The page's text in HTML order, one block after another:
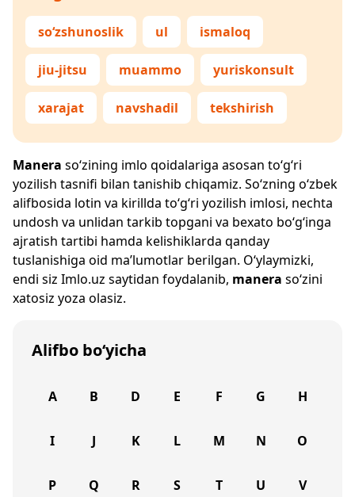
so‘zshunoslik ul ismaloq
jiu-jitsu muammo yuriskonsult
xarajat navshadil tekshirish
Manera so‘zining imlo qoidalariga asosan to‘g‘ri
yozilish tasnifi bilan tanishib chiqamiz. So‘zning o‘zbek
alifbosida lotin va kirillda to‘g‘ri yozilish imlosi, nechta
undosh va unlidan tarkib topgani va bexato bo‘g‘inga
ajratish tartibi hamda kelishiklarda qanday
tuslanishiga oid ma’lumotlar berilgan. O‘ylaymizki,
endi siz Imlo.uz saytidan foydalanib, manera so‘zini
xatosiz yoza olasiz.
Alifbo bo‘yicha
A B D E F G H
I J K L M N O
P Q R S T U V